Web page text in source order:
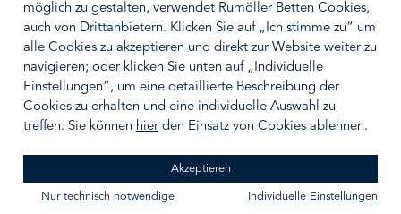
LORO PIANA
M
MASSERANO CASHMERE
möglich zu gestalten, verwendet Rumöller Betten Cookies,
auch von Drittanbietern. Klicken Sie auf „Ich stimme zu“ um
alle Cookies zu akzeptieren und direkt zur Website weiter zu
navigieren; oder klicken Sie unten auf „Individuelle
Einstellungen“, um eine detaillierte Beschreibung der
Cookies zu erhalten und eine individuelle Auswahl zu
treffen. Sie können hierden Einsatz von Cookies ablehnen.
Akzeptieren
Nur technisch notwendige Individuelle Einstellungen